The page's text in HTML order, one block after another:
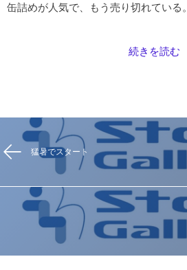
缶詰めが人気で、もう売り切れている。
続きを読む
猛暑でスタート